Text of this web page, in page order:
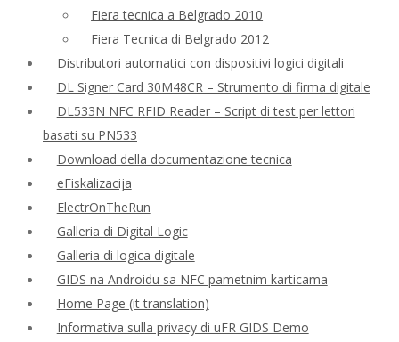
Fiera tecnica a Belgrado 2010
Fiera Tecnica di Belgrado 2012
Distributori automatici con dispositivi logici digitali
DL Signer Card 30M48CR – Strumento di firma digitale
DL533N NFC RFID Reader – Script di test per lettori
basati su PN533
Download della documentazione tecnica
eFiskalizacija
ElectrOnTheRun
Galleria di Digital Logic
Galleria di logica digitale
GIDS na Androidu sa NFC pametnim karticama
Home Page (it translation)
Informativa sulla privacy di uFR GIDS Demo